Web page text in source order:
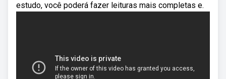
estudo, você poderá fazer leituras mais completas e.